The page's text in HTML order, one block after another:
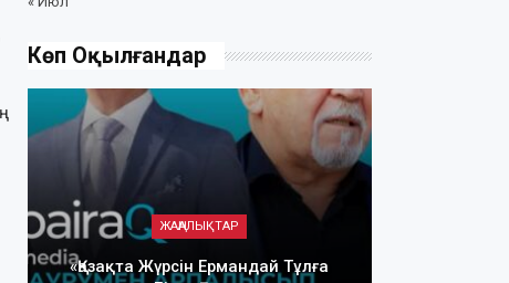
Көп Оқылғандар
ЖАҢАЛЫҚТАР
«Қазақта Жүрсін Ермандай Тұлға